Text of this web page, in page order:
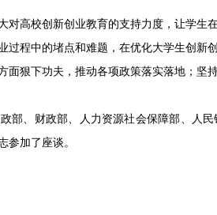
对高校创新创业教育的支持力度，让学生
过程中的堵点和难题，在优化大学生创新
面狠下功夫，推动各项政策落实落地；坚
部、财政部、人力资源社会保障部、人
参加了座谈。